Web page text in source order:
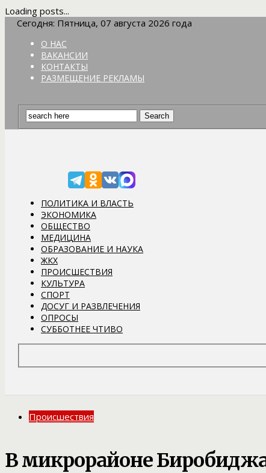
Loading posts...
Сегодня: Пятница, 07 августа 2026 года
О НАС
ВАКАНСИИ
КОНТАКТЫ
РАЗМЕЩЕНИЕ РЕКЛАМЫ
ПОЛИТИКА И ВЛАСТЬ
ЭКОНОМИКА
ОБЩЕСТВО
МЕДИЦИНА
ОБРАЗОВАНИЕ И НАУКА
ЖКХ
ПРОИСШЕСТВИЯ
КУЛЬТУРА
СПОРТ
ДОСУГ И РАЗВЛЕЧЕНИЯ
ОПРОСЫ
СУББОТНЕЕ ЧТИВО
Происшествия
В микрорайоне